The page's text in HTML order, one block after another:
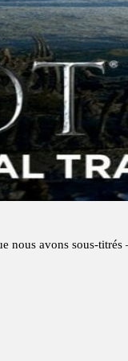
nous avons sous-titrés